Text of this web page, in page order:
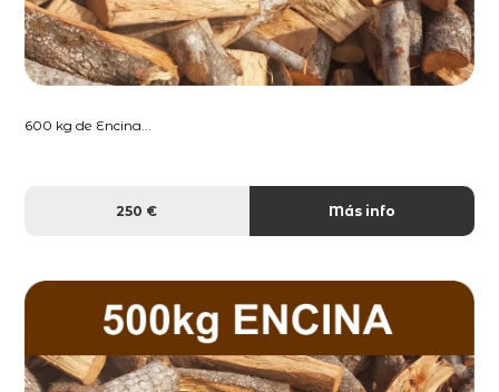
600 kg de Encina...
250 € Más info